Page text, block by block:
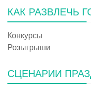
КАК РАЗВЛЕЧЬ
Конкурсы
Розыгрыши
СЦЕНАРИИ